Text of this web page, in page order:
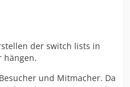
der switch lists in
hängen.
und Mitmacher. Da